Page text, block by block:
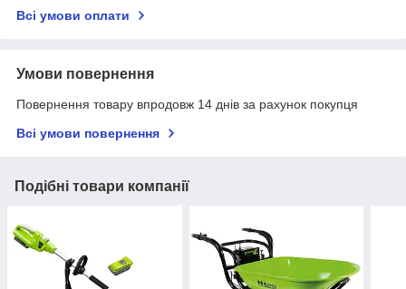
Всі умови оплати
Умови повернення
Повернення товару впродовж 14 днів за рахунок покупця
Всі умови повернення
Подібні товари компанії